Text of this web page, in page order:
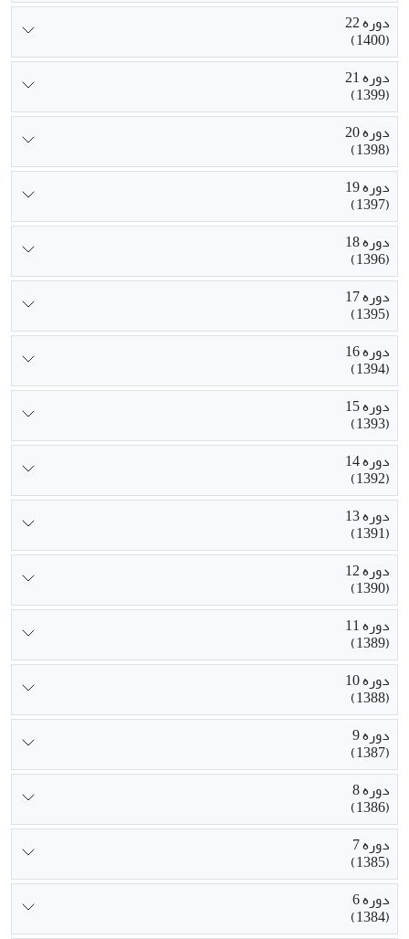
دوره 22
(1400)
دوره 21
(1399)
دوره 20
(1398)
دوره 19
(1397)
دوره 18
(1396)
دوره 17
(1395)
دوره 16
(1394)
دوره 15
(1393)
دوره 14
(1392)
دوره 13
(1391)
دوره 12
(1390)
دوره 11
(1389)
دوره 10
(1388)
دوره 9
(1387)
دوره 8
(1386)
دوره 7
(1385)
دوره 6
(1384)